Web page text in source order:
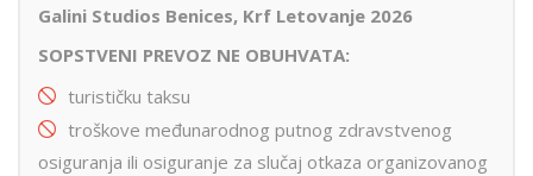
Galini Studios Benices, Krf Letovanje 2026
SOPSTVENI PREVOZ NE OBUHVATA:
turističku taksu
troškove međunarodnog putnog zdravstvenog
osiguranja ili osiguranje za slučaj otkaza organizovanog